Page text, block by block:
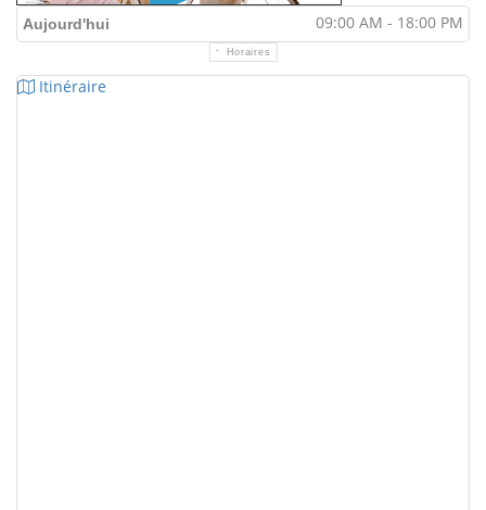
Aujourd'hui 09:00 AM - 18:00 PM
Horaires
Itinéraire